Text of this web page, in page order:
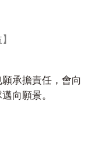
承擔責任，會向
向願景。